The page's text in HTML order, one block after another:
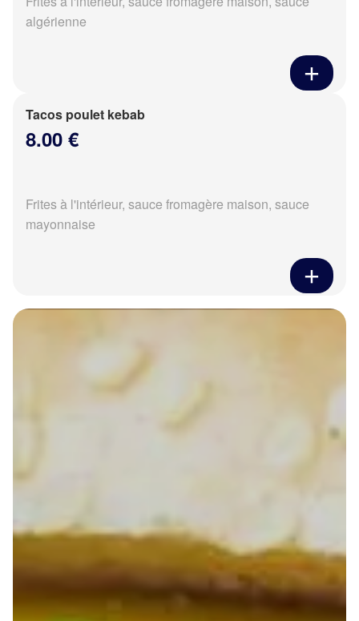
algérienne
Tacos poulet kebab
8.00 €
Frites à l'intérieur, sauce fromagère maison, sauce
mayonnaise